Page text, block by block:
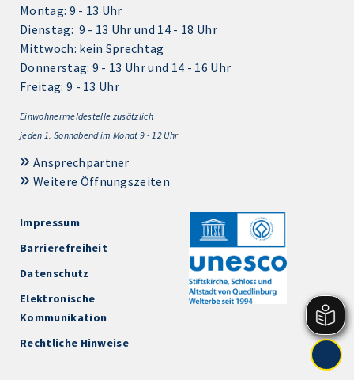
Montag: 9 - 13 Uhr
Dienstag: 9 - 13 Uhr und 14 - 18 Uhr
Mittwoch: kein Sprechtag
Donnerstag: 9 - 13 Uhr und 14 - 16 Uhr
Freitag: 9 - 13 Uhr
Einwohnermeldestelle zusätzlich
jeden 1. Sonnabend im Monat 9 - 12 Uhr
Ansprechpartner
Weitere Öffnungszeiten
Impressum
Barrierefreiheit
Datenschutz
Elektronische
Kommunikation
Rechtliche Hinweise